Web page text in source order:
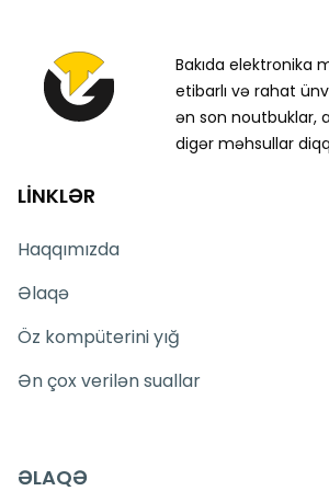
Bakıda elektronika
etibarlı və rahat
ən son noutbuklar,
digər məhsullar
LİNKLƏR
Haqqımızda
Əlaqə
Öz kompüterini yığ
Ən çox verilən suallar
ƏLAQƏ